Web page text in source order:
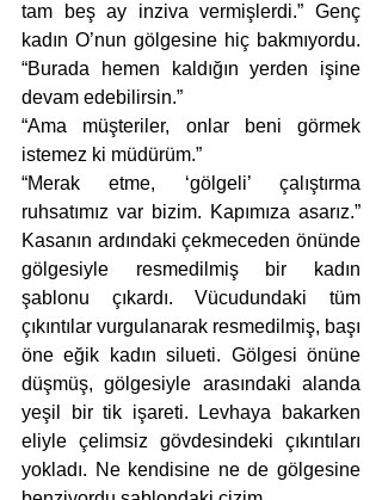
tam beş ay inziva vermişlerdi.” Genç
kadın O’nun gölgesine hiç bakmıyordu.
“Burada hemen kaldığın yerden işine
devam edebilirsin.”
“Ama müşteriler, onlar beni görmek
istemez ki müdürüm.”
“Merak etme, ‘gölgeli’ çalıştırma
ruhsatımız var bizim. Kapımıza asarız.”
Kasanın ardındaki çekmeceden önünde
gölgesiyle resmedilmiş bir kadın
şablonu çıkardı. Vücudundaki tüm
çıkıntılar vurgulanarak resmedilmiş, başı
öne eğik kadın silueti. Gölgesi önüne
düşmüş, gölgesiyle arasındaki alanda
yeşil bir tik işareti. Levhaya bakarken
eliyle çelimsiz gövdesindeki çıkıntıları
yokladı. Ne kendisine ne de gölgesine